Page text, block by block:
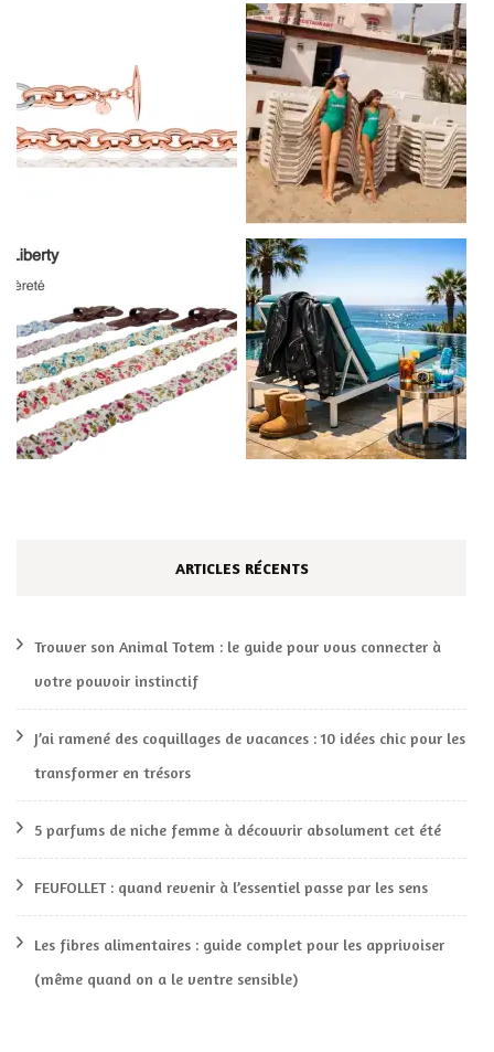
ARTICLES RÉCENTS
Trouver son Animal Totem : le guide pour vous connecter à
votre pouvoir instinctif
J’ai ramené des coquillages de vacances : 10 idées chic pour les
transformer en trésors
5 parfums de niche femme à découvrir absolument cet été
FEUFOLLET : quand revenir à l’essentiel passe par les sens
Les fibres alimentaires : guide complet pour les apprivoiser
(même quand on a le ventre sensible)